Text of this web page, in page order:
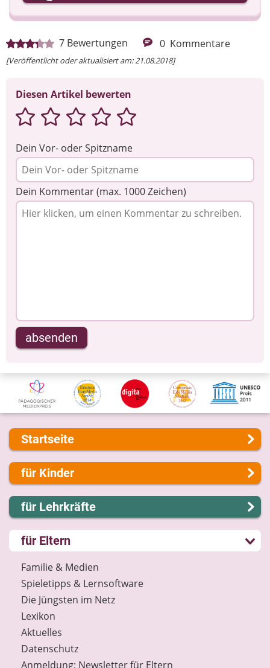
7 Bewertungen 0 Kommentare
[Veröffentlicht oder aktualisiert am: 21.08.2018]
Diesen Artikel bewerten
Dein Vor- oder Spitzname
Dein Kommentar (max. 1000 Zeichen)
absenden
Ihre Nachricht
Startseite
Über uns
Presse
Kontakt
Impressum
Internet-ABC Sitemap
Barrierefreiheit
Länderprojekte
für Kinder
Lernen und Schule
Hobby und Freizeit
Spiel und Spaß
Mitreden und Mitmachen
Lexikon
Datenschutz
Newsletter
für Lehrkräfte
Lernmodule
Unterrichts­materialien
Internet-ABC-Schule
Praxishilfen
Aktuelles
Materialbestellung
Lexikon
Datenschutz
Newsletter
für Eltern
Familie & Medien
Spieletipps & Lernsoftware
Die Jüngsten im Netz
Lexikon
Aktuelles
Datenschutz
Anmeldung: Newsletter für Eltern